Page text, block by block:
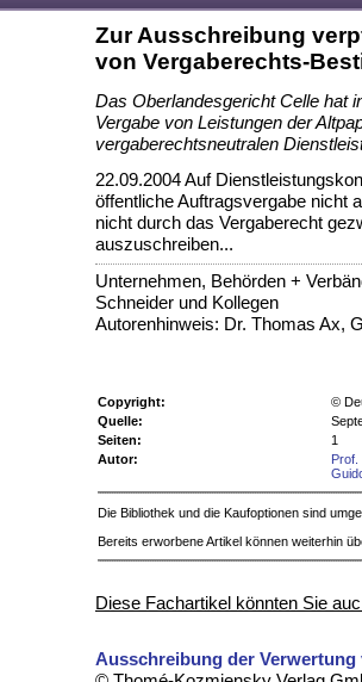
Zur Ausschreibung
von Vergaberechts-
Das Oberlandesgericht Celle hat
Vergabe von Leistungen der
vergaberechtsneutralen
22.09.2004 Auf
öffentliche Auftragsvergabe nicht
nicht durch das Vergaberecht
auszuschreiben...
Unternehmen, Behörden +
Schneider und Kollegen
Autorenhinweis: Dr. Thomas Ax,
Copyright:
©
Quelle:
Seiten:
1
Autor:
Die Bibliothek und die Kaufoptionen sind
Bereits erworbene Artikel können weiterhin
Diese Fachartikel könnten Sie
Ausschreibung der